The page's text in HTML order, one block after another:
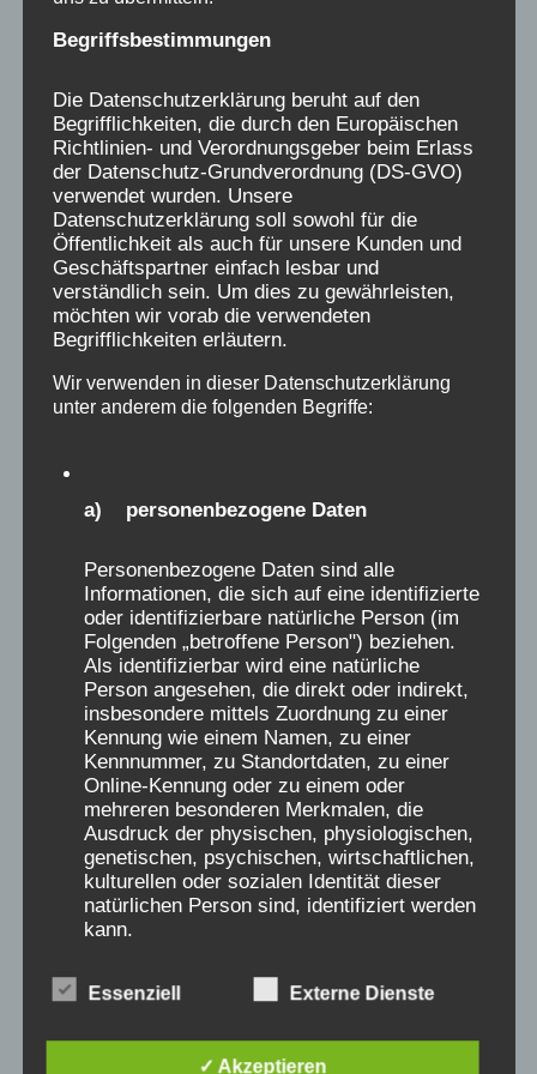
Nette Tante – Sonja Deutsch
Knecht Ruprecht – Martin Semmelrogge
Pfarrer – Werner Wilkening
Nachrichtenredakteurin – Gundula Gause
Sabine – Milena Luisa Rybiczka
Werner – Patrick Baehr
Mädchen mit den roten Augen –
Rahel Thalea Sauer
Buch & Regie – Silas Degen
Regieassistenz – Sebastian Barnstorf
Dramaturgie – Dr. Ulrich Neumann
Falk,Jonathan Wagner, Mirko
Hrdy & Oliver Ilnicki
Mit Unterstützung von:
Hildesheimer Blindenmission • Westdeutscher
Rundfunk • Zweites Deutsches Fernsehen •
Media-Paten • 2day Productions-Studio Berlin
• Flüsterfunk Hannover
Ein Videotrailer ist unter dem folgenden Link
veröffentlicht worden:
https://www.youtube.com/watch?v=ijith0dHI-w
hier, im weiteren Verlauf, (nach unten
Begriffsbestimmungen
Die Datenschutzerklärung beruht auf den
Begrifflichkeiten, die durch den Europäischen
Richtlinien- und Verordnungsgeber beim Erlass
der Datenschutz-Grundverordnung (DS-GVO)
verwendet wurden. Unsere
Datenschutzerklärung soll sowohl für die
Öffentlichkeit als auch für unsere Kunden und
Geschäftspartner einfach lesbar und
verständlich sein. Um dies zu gewährleisten,
möchten wir vorab die verwendeten
Begrifflichkeiten erläutern.
Wir verwenden in dieser Datenschutzerklärung
unter anderem die folgenden Begriffe:
a) personenbezogene Daten
Personenbezogene Daten sind alle
Informationen, die sich auf eine identifizierte
oder identifizierbare natürliche Person (im
Folgenden „betroffene Person") beziehen.
Als identifizierbar wird eine natürliche
Person angesehen, die direkt oder indirekt,
insbesondere mittels Zuordnung zu einer
Kennung wie einem Namen, zu einer
Kennnummer, zu Standortdaten, zu einer
Online-Kennung oder zu einem oder
mehreren besonderen Merkmalen, die
Ausdruck der physischen, physiologischen,
genetischen, psychischen, wirtschaftlichen,
kulturellen oder sozialen Identität dieser
natürlichen Person sind, identifiziert werden
kann.
Essenziell Externe Dienste
✓ Akzeptieren